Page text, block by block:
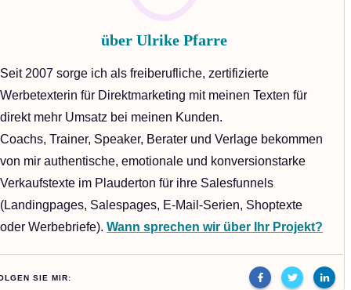
über Ulrike Pfarre
Seit 2007 sorge ich als freiberufliche, zertifizierte
Werbetexterin für Direktmarketing mit meinen Texten für
direkt mehr Umsatz bei meinen Kunden.
Coachs, Trainer, Speaker, Berater und Verlage bekommen
von mir authentische, emotionale und konversionstarke
Verkaufstexte im Plauderton für ihre Salesfunnels
(Landingpages, Salespages, E-Mail-Serien, Shoptexte
oder Werbebriefe). Wann sprechen wir über Ihr Projekt?
SIE MIR: